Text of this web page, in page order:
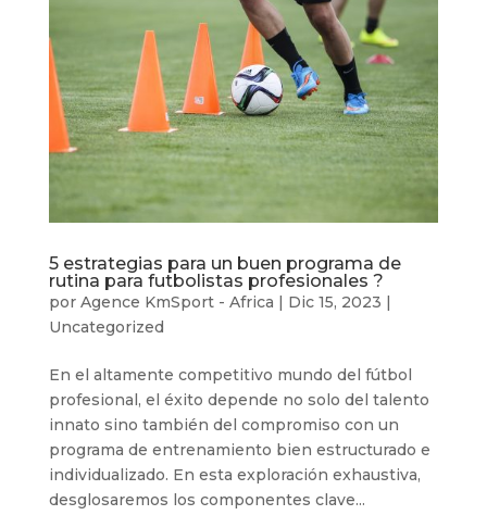
5 estrategias para un buen programa de
rutina para futbolistas profesionales ?
por Agence KmSport - Africa | Dic 15, 2023 |
Uncategorized
En el altamente competitivo mundo del fútbol
profesional, el éxito depende no solo del talento
innato sino también del compromiso con un
programa de entrenamiento bien estructurado e
individualizado. En esta exploración exhaustiva,
desglosaremos los componentes clave...